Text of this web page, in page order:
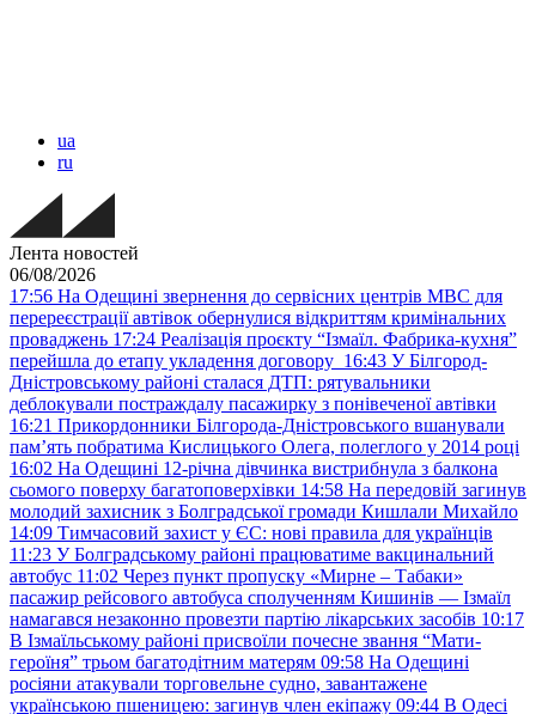
ua
ru
Лента новостей
06/08/2026
17:56 На Одещині звернення до сервісних центрів МВС для
перереєстрації автівок обернулися відкриттям кримінальних
проваджень 17:24 Реалізація проєкту “Ізмаїл. Фабрика-кухня”
перейшла до етапу укладення договору 16:43 У Білгород-
Дністровському районі сталася ДТП: рятувальники
деблокували постраждалу пасажирку з понівеченої автівки
16:21 Прикордонники Білгорода-Дністровського вшанували
пам’ять побратима Кислицького Олега, полеглого у 2014 році
16:02 На Одещині 12-річна дівчинка вистрибнула з балкона
сьомого поверху багатоповерхівки 14:58 На передовій загинув
молодий захисник з Болградської громади Кишлали Михайло
14:09 Тимчасовий захист у ЄС: нові правила для українців
11:23 У Болградському районі працюватиме вакцинальний
автобус 11:02 Через пункт пропуску «Мирне – Табаки»
пасажир рейсового автобуса сполученням Кишинів — Ізмаїл
намагався незаконно провезти партію лікарських засобів 10:17
В Ізмаїльському районі присвоїли почесне звання “Мати-
героїня” трьом багатодітним матерям 09:58 На Одещині
росіяни атакували торговельне судно, завантажене
українською пшеницею: загинув член екіпажу 09:44 В Одесі